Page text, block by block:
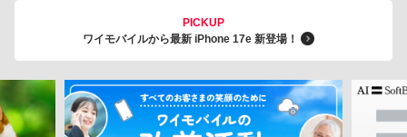
PICKUP
ワイモバイルから最新 iPhone 17e 新登場！